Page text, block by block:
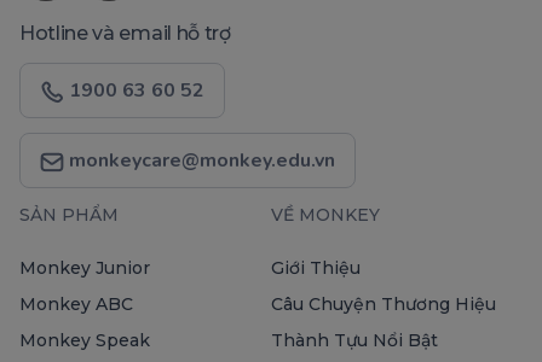
Hotline và email hỗ trợ
1900 63 60 52
monkeycare@monkey.edu.vn
SẢN PHẨM
Monkey Junior
Monkey ABC
Monkey Speak
VỀ MONKEY
Giới Thiệu
Câu Chuyện Thương Hiệu
Thành Tựu Nổi Bật